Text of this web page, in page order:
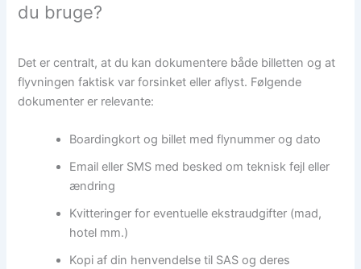
du bruge?
Det er centralt, at du kan dokumentere både billetten og at
flyvningen faktisk var forsinket eller aflyst. Følgende
dokumenter er relevante:
Boardingkort og billet med flynummer og dato
Email eller SMS med besked om teknisk fejl eller
ændring
Kvitteringer for eventuelle ekstraudgifter (mad,
hotel mm.)
Kopi af din henvendelse til SAS og deres